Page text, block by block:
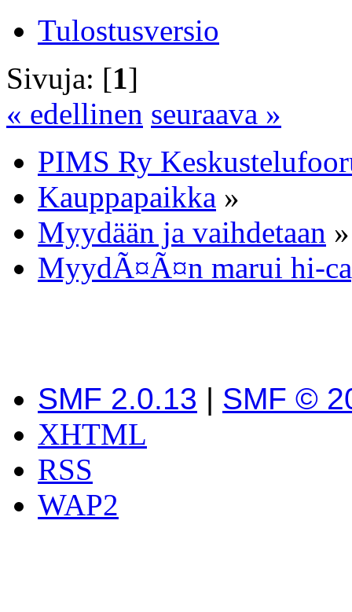
Tulostusversio
Sivuja: [1]
« edellinen seuraava »
PIMS Ry
Kauppapaikka »
Myydään ja vaihdetaan »
MyydÃ¤Ã¤n marui hi-
SMF 2.0.13 | SMF ©
XHTML
RSS
WAP2